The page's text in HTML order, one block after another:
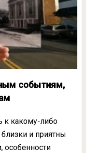
событиям,
к какому-либо
и приятны